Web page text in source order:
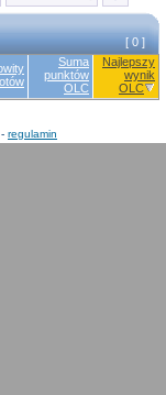
[ 0 ]
Suma
punktów
OLC
Najlepszy
wynik
OLC
regulamin